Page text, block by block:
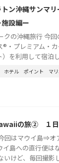
トン沖縄サンマ
設編ー
クの沖縄旅行 今
®・プレミアム・
を利用して宿泊
ホテル ポイント
マ
の旅② １
回はマウイ島⇒オ
島への直行便は
いけど、毎回撮